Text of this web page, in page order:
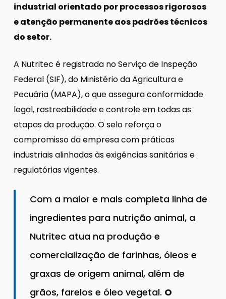
industrial orientado por processos rigorosos
e atenção permanente aos padrões técnicos
do setor.
A Nutritec é registrada no Serviço de Inspeção
Federal (SIF), do Ministério da Agricultura e
Pecuária (MAPA), o que assegura conformidade
legal, rastreabilidade e controle em todas as
etapas da produção. O selo reforça o
compromisso da empresa com práticas
industriais alinhadas às exigências sanitárias e
regulatórias vigentes.
Com a maior e mais completa linha de
ingredientes para nutrição animal, a
Nutritec atua na produção e
comercialização de farinhas, óleos e
graxas de origem animal, além de
grãos, farelos e óleo vegetal. O